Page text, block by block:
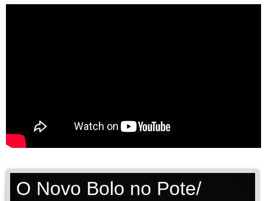
O Novo Bolo no Pote/